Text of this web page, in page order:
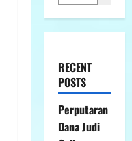
RECENT
POSTS
Perputaran
Dana Judi